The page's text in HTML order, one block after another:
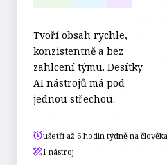
Tvoří obsah rychle,
konzistentně a bez
zahlcení týmu. Desítky
AI nástrojů má pod
jednou střechou.
ušetří až 6 hodin týdně na člověka
1 nástroj